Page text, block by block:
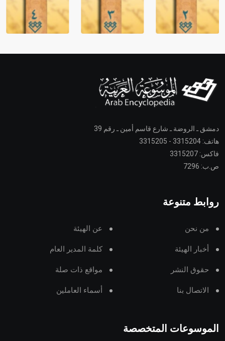
دمشق ـ الروضة ـ شارع قاسم أمين ـ رقم 39
هاتف: 3315204 - 3315205
فاكس: 3315207
ص.ب: 7296
روابط متنوعة
من نحن عن الهيئة
أخبار الهيئة كلمة المدير العام
حقوق النشر مواقع ذات صلة
الاتصال بنا أسماء العاملين
الموسوعات المتخصصة